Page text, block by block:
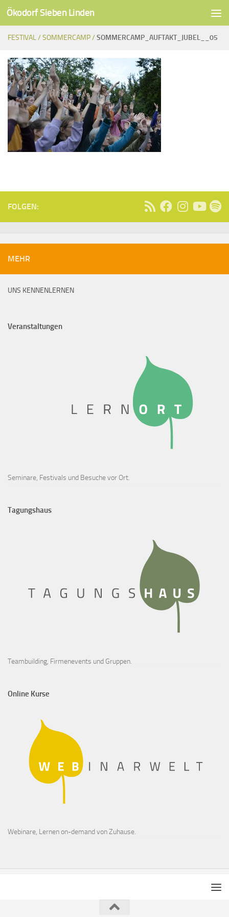
Unter dem Inhalt
Ökodorf Sieben Linden
FESTIVAL /SOMMERCAMP /SOMMERCAMP_AUFTAKT_JUBEL__05
FOLGEN:
MEHR
UNS KENNENLERNEN
Veranstaltungen
Seminare, Festivals und Besuche vor Ort.
Tagungshaus
Teambuilding, Firmenevents und Gruppen.
Online Kurse
Webinare, Lernen on-demand von Zuhause.